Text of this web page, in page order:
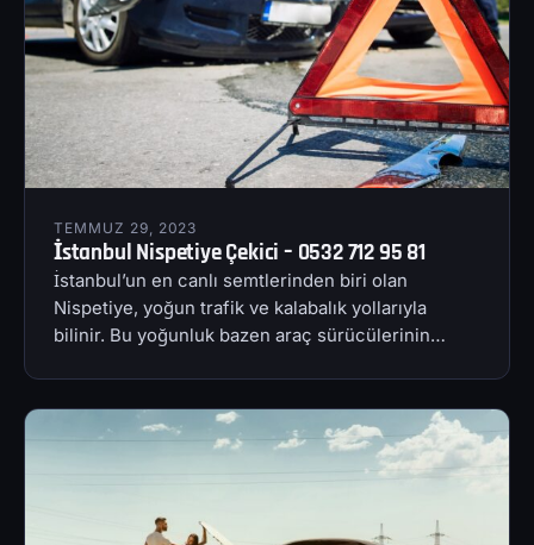
TEMMUZ 29, 2023
İstanbul Nispetiye Çekici – 0532 712 95 81
İstanbul’un en canlı semtlerinden biri olan
Nispetiye, yoğun trafik ve kalabalık yollarıyla
bilinir. Bu yoğunluk bazen araç sürücülerinin…